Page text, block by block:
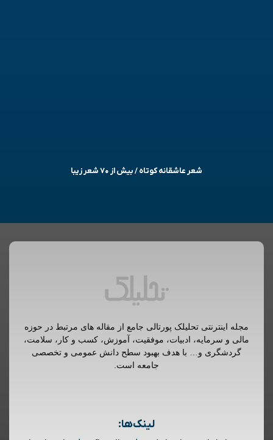
شعر عاشقانه کوتاه / بیش از ۷۰ شعر زیبا
مجله اینترنتی تحلیلک پورتالی جامع از مقاله های مرتبط در حوزه
مالی و سرمایه، ادبیات، موفقیت، آموزش، کسب و کار، سلامت،
گردشگری و… با هدف بهبود سطح دانش عمومی و تخصصی
جامعه است.
لینک‌ها: